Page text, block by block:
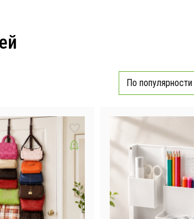
По популярности